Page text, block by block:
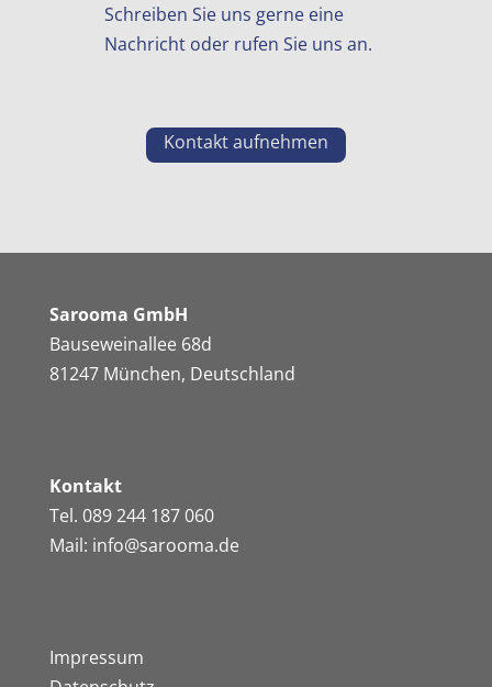
Schreiben Sie uns gerne eine
Nachricht oder rufen Sie uns an.
Kontakt aufnehmen
Sarooma GmbH
Bauseweinallee 68d
81247 München, Deutschland
Kontakt
Tel. 089 244 187 060
Mail: info@sarooma.de
Impressum